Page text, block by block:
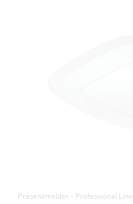
Präsenzmelder - Professional Line